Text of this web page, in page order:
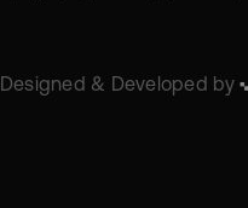
Designed & Developed by